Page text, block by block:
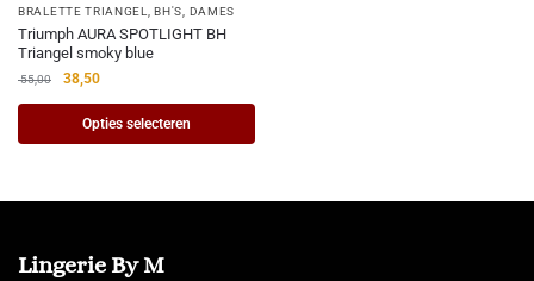
BRALETTE TRIANGEL, BH'S, DAMES
Triumph AURA SPOTLIGHT BH
Triangel smoky blue
55,00 38,50
Opties selecteren
Lingerie By M